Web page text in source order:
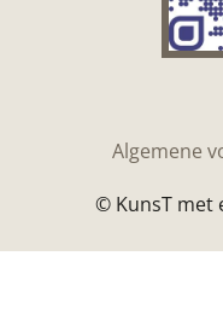
Algemene
© KunsT met